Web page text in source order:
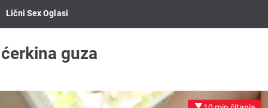
Lični Sex Oglasi
ćerkina guza